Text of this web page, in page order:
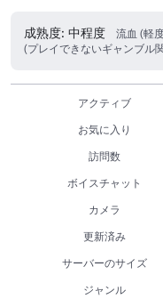
成熟度: 中程度
流血 (軽
(プレイできないギャンブル
アクティブ
お気に入り
訪問数
ボイスチャット
カメラ
更新済み
サーバーのサイズ
ジャンル